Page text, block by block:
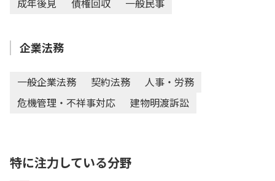
成年後見
債権回収 一般民事
企業法務
一般企業法務 契約法務
人事・労務
危機管理・不祥事対応
建物明渡訴訟
特に注力している分野